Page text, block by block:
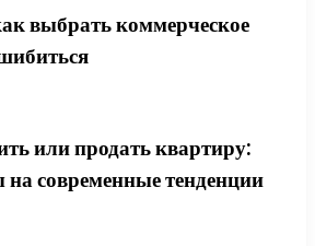
выбрать коммерческое
или продать квартиру:
на современные тенденции